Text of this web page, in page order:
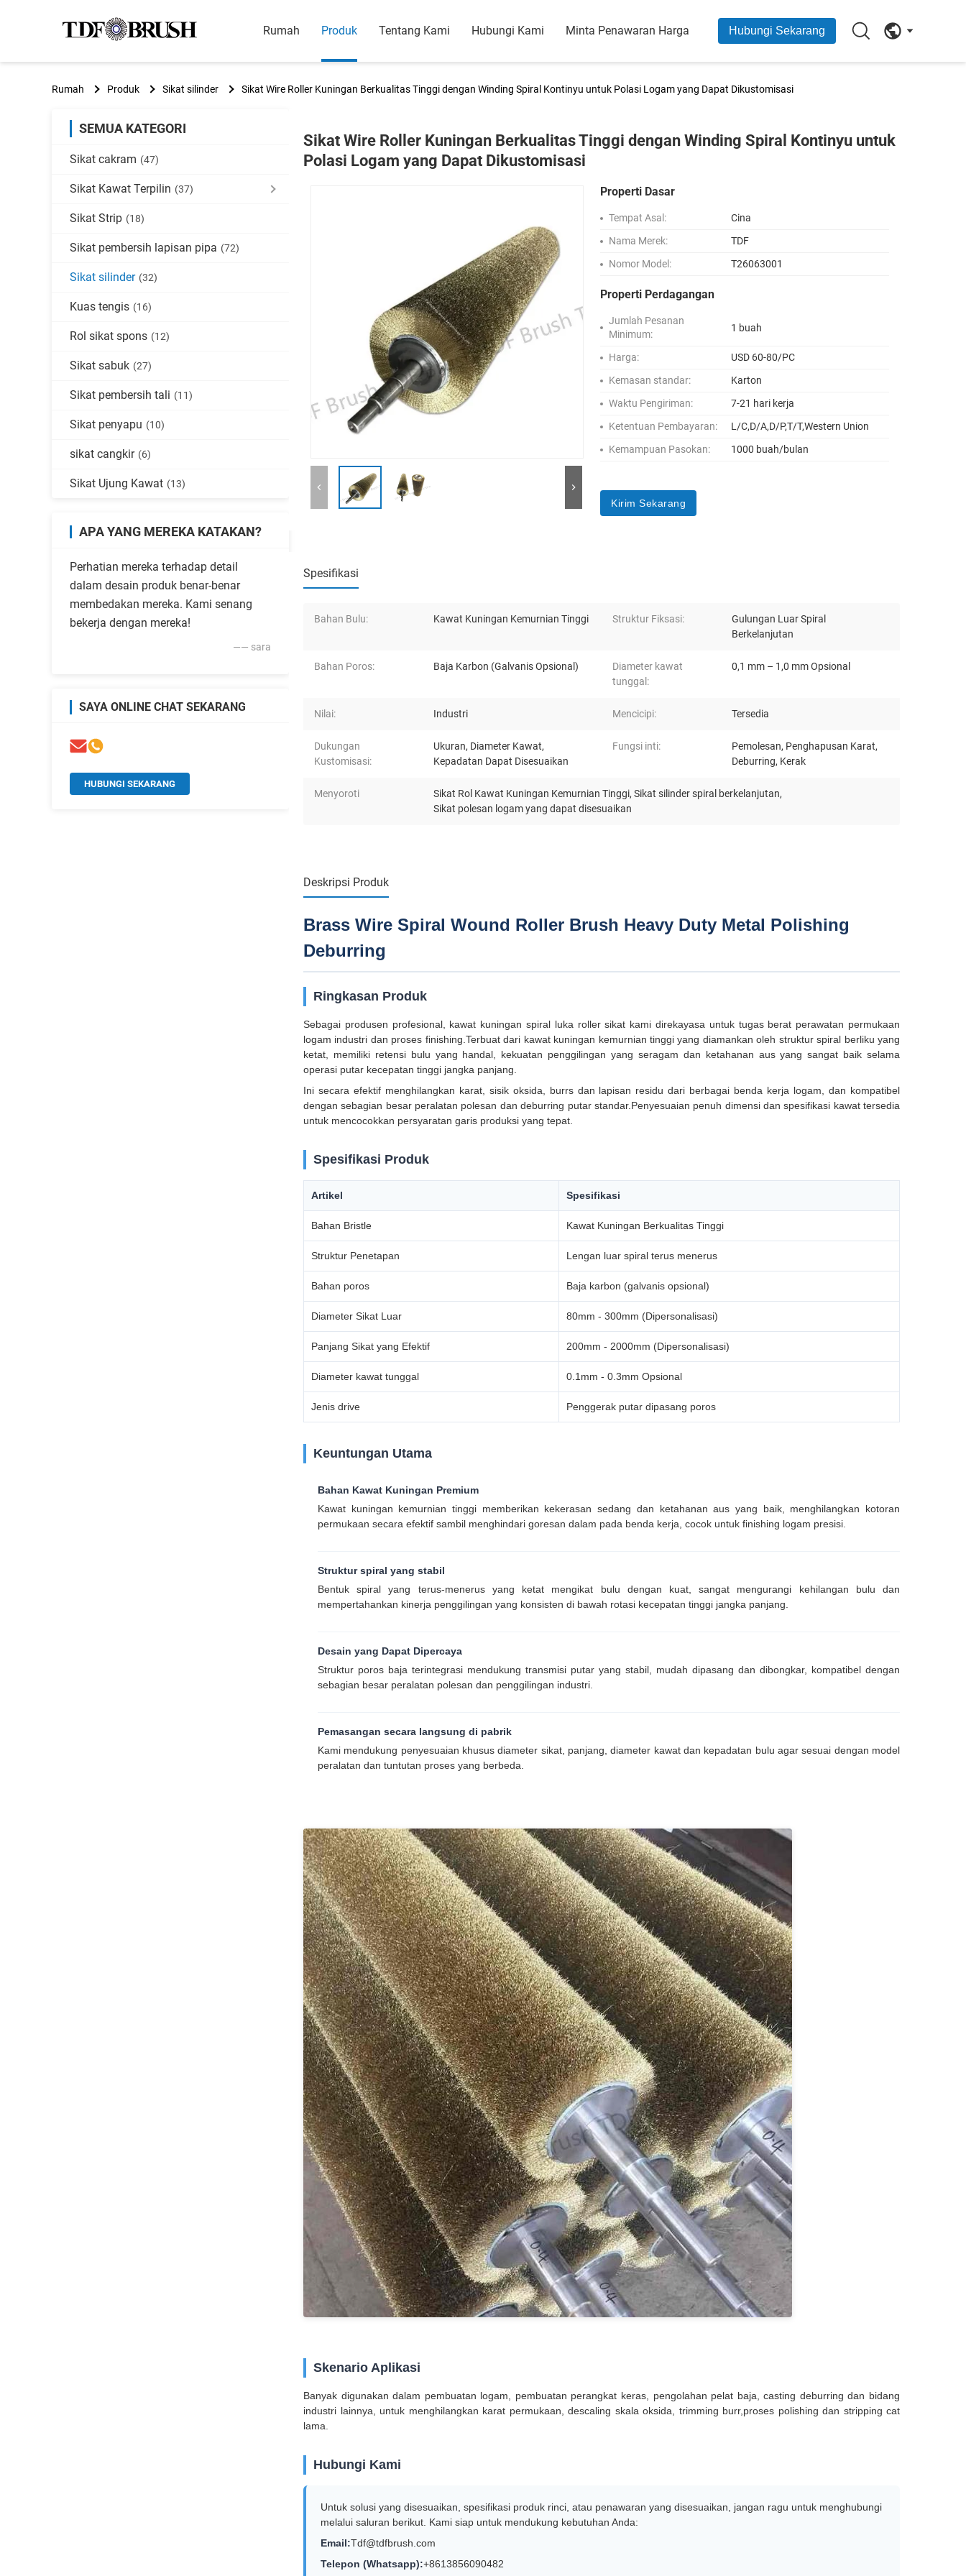
Rumah Produk Tentang Kami Hubungi Kami Minta Penawaran Harga Hubungi Sekarang
Rumah Produk Sikat silinder Sikat Wire Roller Kuningan Berkualitas Tinggi dengan Winding Spiral Kontinyu untuk Polasi Logam yang Dapat Dikustomisasi
SEMUA KATEGORI
Sikat cakram (47)
Sikat Kawat Terpilin (37)
Sikat Strip (18)
Sikat pembersih lapisan pipa (72)
Sikat silinder (32)
Kuas tengis (16)
Rol sikat spons (12)
Sikat sabuk (27)
Sikat pembersih tali (11)
Sikat penyapu (10)
sikat cangkir (6)
Sikat Ujung Kawat (13)
APA YANG MEREKA KATAKAN?
Perhatian mereka terhadap detail
dalam desain produk benar-benar
membedakan mereka. Kami senang
bekerja dengan mereka!
—— sara
SAYA ONLINE CHAT SEKARANG
HUBUNGI SEKARANG
Sikat Wire Roller Kuningan Berkualitas Tinggi dengan Winding Spiral Kontinyu untuk
Polasi Logam yang Dapat Dikustomisasi
Properti Dasar
Tempat Asal:
Cina
Nama Merek:
TDF
Nomor Model:
T26063001
Properti Perdagangan
Jumlah Pesanan
Minimum:
1 buah
Harga:
USD 60-80/PC
Kemasan standar:
Karton
Waktu Pengiriman:
7-21 hari kerja
Ketentuan Pembayaran:
L/C,D/A,D/P,T/T,Western Union
Kemampuan Pasokan:
1000 buah/bulan
Kirim Sekarang
Spesifikasi
Bahan Bulu: Kawat Kuningan Kemurnian Tinggi Struktur Fiksasi:
Gulungan Luar Spiral
Berkelanjutan
Bahan Poros: Baja Karbon (Galvanis Opsional)
Diameter kawat
tunggal:
0,1 mm – 1,0 mm Opsional
Nilai: Industri Mencicipi: Tersedia
Dukungan
Kustomisasi:
Ukuran, Diameter Kawat,
Kepadatan Dapat Disesuaikan
Fungsi inti:
Pemolesan, Penghapusan Karat,
Deburring, Kerak
Menyoroti Sikat Rol Kawat Kuningan Kemurnian Tinggi, Sikat silinder spiral berkelanjutan,
Sikat polesan logam yang dapat disesuaikan
Deskripsi Produk
Brass Wire Spiral Wound Roller Brush Heavy Duty Metal Polishing
Deburring
Ringkasan Produk
Sebagai produsen profesional, kawat kuningan spiral luka roller sikat kami direkayasa untuk tugas berat perawatan permukaan
logam industri dan proses finishing.Terbuat dari kawat kuningan kemurnian tinggi yang diamankan oleh struktur spiral berliku yang
ketat, memiliki retensi bulu yang handal, kekuatan penggilingan yang seragam dan ketahanan aus yang sangat baik selama
operasi putar kecepatan tinggi jangka panjang.
Ini secara efektif menghilangkan karat, sisik oksida, burrs dan lapisan residu dari berbagai benda kerja logam, dan kompatibel
dengan sebagian besar peralatan polesan dan deburring putar standar.Penyesuaian penuh dimensi dan spesifikasi kawat tersedia
untuk mencocokkan persyaratan garis produksi yang tepat.
Spesifikasi Produk
Artikel Spesifikasi
Bahan Bristle Kawat Kuningan Berkualitas Tinggi
Struktur Penetapan Lengan luar spiral terus menerus
Bahan poros Baja karbon (galvanis opsional)
Diameter Sikat Luar 80mm - 300mm (Dipersonalisasi)
Panjang Sikat yang Efektif 200mm - 2000mm (Dipersonalisasi)
Diameter kawat tunggal 0.1mm - 0.3mm Opsional
Jenis drive Penggerak putar dipasang poros
Keuntungan Utama
Bahan Kawat Kuningan Premium
Kawat kuningan kemurnian tinggi memberikan kekerasan sedang dan ketahanan aus yang baik, menghilangkan kotoran
permukaan secara efektif sambil menghindari goresan dalam pada benda kerja, cocok untuk finishing logam presisi.
Struktur spiral yang stabil
Bentuk spiral yang terus-menerus yang ketat mengikat bulu dengan kuat, sangat mengurangi kehilangan bulu dan
mempertahankan kinerja penggilingan yang konsisten di bawah rotasi kecepatan tinggi jangka panjang.
Desain yang Dapat Dipercaya
Struktur poros baja terintegrasi mendukung transmisi putar yang stabil, mudah dipasang dan dibongkar, kompatibel dengan
sebagian besar peralatan polesan dan penggilingan industri.
Pemasangan secara langsung di pabrik
Kami mendukung penyesuaian khusus diameter sikat, panjang, diameter kawat dan kepadatan bulu agar sesuai dengan model
peralatan dan tuntutan proses yang berbeda.
Skenario Aplikasi
Banyak digunakan dalam pembuatan logam, pembuatan perangkat keras, pengolahan pelat baja, casting deburring dan bidang
industri lainnya, untuk menghilangkan karat permukaan, descaling skala oksida, trimming burr,proses polishing dan stripping cat
lama.
Hubungi Kami
Untuk solusi yang disesuaikan, spesifikasi produk rinci, atau penawaran yang disesuaikan, jangan ragu untuk menghubungi
melalui saluran berikut. Kami siap untuk mendukung kebutuhan Anda:
Email:Tdf@tdfbrush.com
Telepon (Whatsapp):+8613856090482